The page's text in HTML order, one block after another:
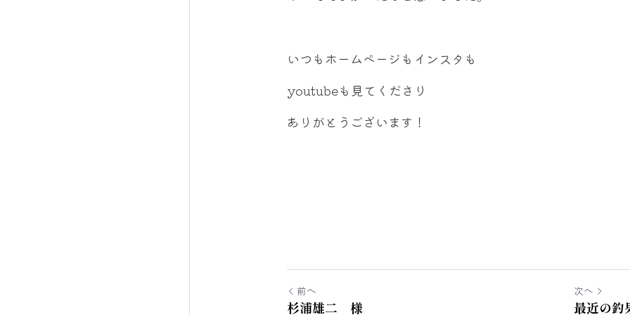
いつもホームページもインスタも
youtubeも見てくださり
ありがとうございます！
前へ
杉浦雄二 様
次へ
最近の釣